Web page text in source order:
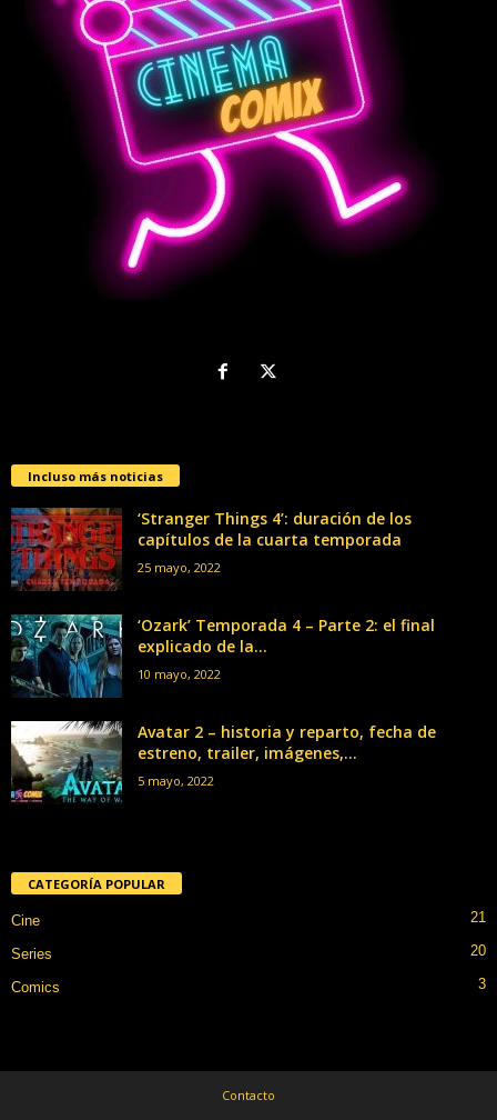
Incluso más noticias
‘Stranger Things 4’: duración de los
capítulos de la cuarta temporada
25 mayo, 2022
‘Ozark’ Temporada 4 – Parte 2: el final
explicado de la...
10 mayo, 2022
Avatar 2 – historia y reparto, fecha de
estreno, trailer, imágenes,...
5 mayo, 2022
CATEGORÍA POPULAR
Cine 21
Series 20
Comics 3
Contacto